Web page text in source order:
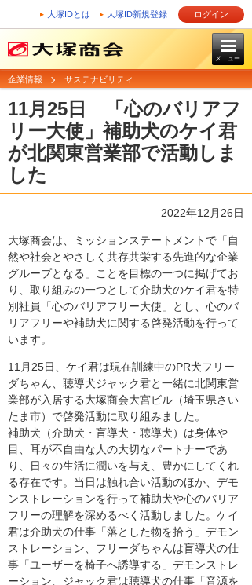
大塚IDとは 大塚ID新規登録 ログイン
メニュー
企業情報 サステナビリティ
11月25日 「心のバリアフ
リー大使」補助犬のケイ君
が北関東営業部で活動しま
した
2022年12月26日
大塚商会は、ミッションステートメントで「自
然や社会とやさしく共存共栄する先進的な企業
グループとなる」ことを目標の一つに掲げてお
り、取り組みの一つとして介助犬のケイ君を特
別社員「心のバリアフリー大使」とし、心のバ
リアフリーや補助犬に関する啓発活動を行って
います。
11月25日、ケイ君は現在訓練中のPR犬フリー
ダちゃん、聴導犬ジャック君と一緒に北関東営
業部が入居する大塚商会大宮ビル（埼玉県さい
たま市）で啓発活動に取り組みました。
補助犬（介助犬・盲導犬・聴導犬）は身体や
目、耳が不自由な人の大切なパートナーであ
り、日々の生活に潤いを与え、豊かにしてくれ
る存在です。当日は触れ合い活動のほか、デモ
ンストレーションを行って補助犬や心のバリア
フリーの理解を深めるべく活動しました。ケイ
君は介助犬の仕事「落とした物を拾う」デモン
ストレーション、フリーダちゃんは盲導犬の仕
事「ユーザーを椅子へ誘導する」デモンストレ
ーション、ジャック君は聴導犬の仕事「音源を